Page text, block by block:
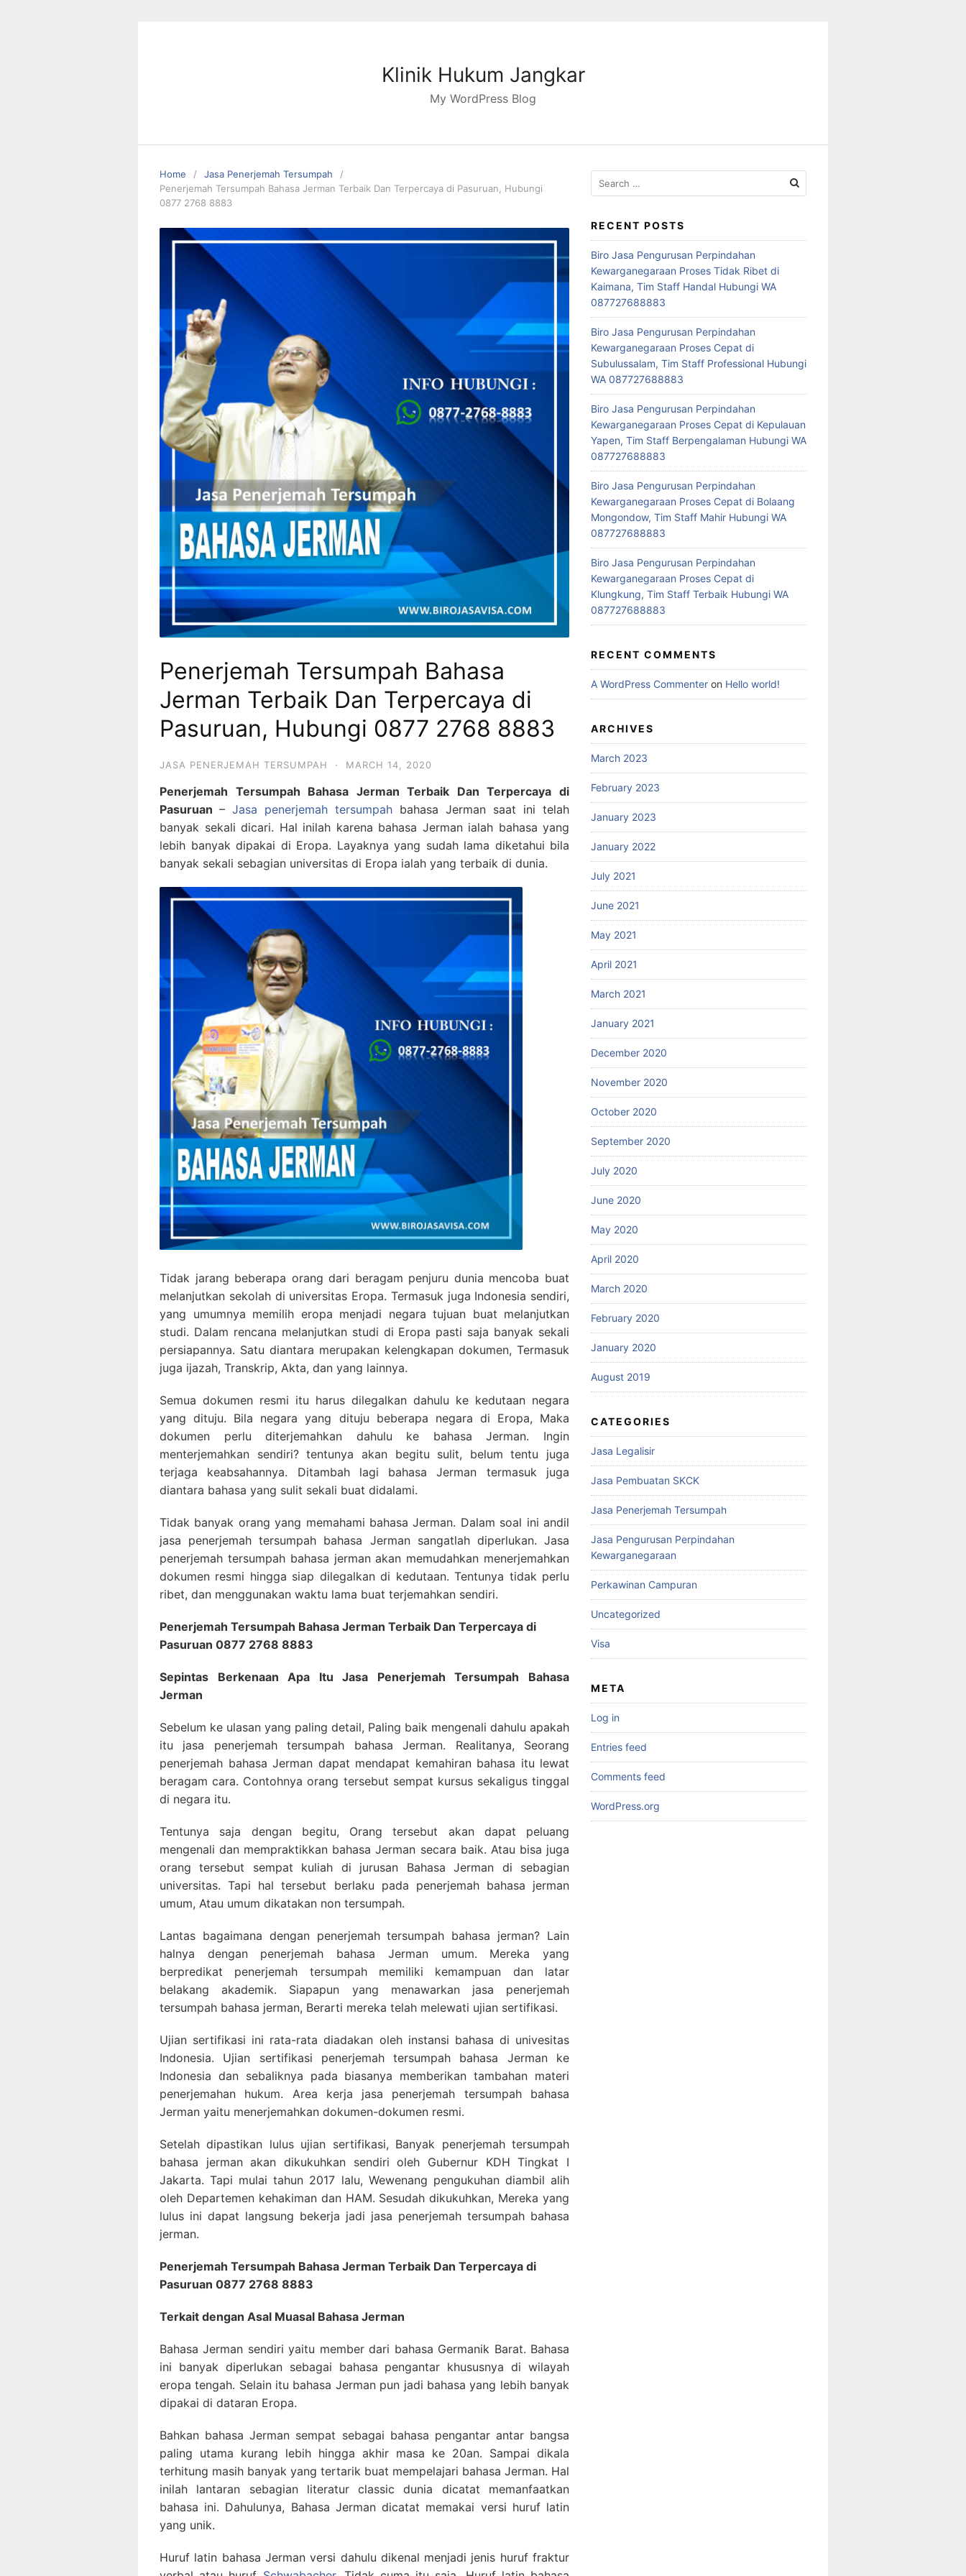
Klinik Hukum Jangkar
My WordPress Blog
Home
Jasa Penerjemah Tersumpah
Penerjemah Tersumpah Bahasa Jerman Terbaik Dan Terpercaya di Pasuruan, Hubungi
0877 2768 8883
Penerjemah Tersumpah Bahasa
Jerman Terbaik Dan Terpercaya di
Pasuruan, Hubungi 0877 2768 8883
JASA PENERJEMAH TERSUMPAH · MARCH 14, 2020
Penerjemah Tersumpah Bahasa Jerman Terbaik Dan Terpercaya di
Pasuruan – Jasa penerjemah tersumpah bahasa Jerman saat ini telah
banyak sekali dicari. Hal inilah karena bahasa Jerman ialah bahasa yang
lebih banyak dipakai di Eropa. Layaknya yang sudah lama diketahui bila
banyak sekali sebagian universitas di Eropa ialah yang terbaik di dunia.
Tidak jarang beberapa orang dari beragam penjuru dunia mencoba buat
melanjutkan sekolah di universitas Eropa. Termasuk juga Indonesia sendiri,
yang umumnya memilih eropa menjadi negara tujuan buat melanjutkan
studi. Dalam rencana melanjutkan studi di Eropa pasti saja banyak sekali
persiapannya. Satu diantara merupakan kelengkapan dokumen, Termasuk
juga ijazah, Transkrip, Akta, dan yang lainnya.
Semua dokumen resmi itu harus dilegalkan dahulu ke kedutaan negara
yang dituju. Bila negara yang dituju beberapa negara di Eropa, Maka
dokumen perlu diterjemahkan dahulu ke bahasa Jerman. Ingin
menterjemahkan sendiri? tentunya akan begitu sulit, belum tentu juga
terjaga keabsahannya. Ditambah lagi bahasa Jerman termasuk juga
diantara bahasa yang sulit sekali buat didalami.
Tidak banyak orang yang memahami bahasa Jerman. Dalam soal ini andil
jasa penerjemah tersumpah bahasa Jerman sangatlah diperlukan. Jasa
penerjemah tersumpah bahasa jerman akan memudahkan menerjemahkan
dokumen resmi hingga siap dilegalkan di kedutaan. Tentunya tidak perlu
ribet, dan menggunakan waktu lama buat terjemahkan sendiri.
Penerjemah Tersumpah Bahasa Jerman Terbaik Dan Terpercaya di
Pasuruan 0877 2768 8883
Sepintas Berkenaan Apa Itu Jasa Penerjemah Tersumpah Bahasa
Jerman
Sebelum ke ulasan yang paling detail, Paling baik mengenali dahulu apakah
itu jasa penerjemah tersumpah bahasa Jerman. Realitanya, Seorang
penerjemah bahasa Jerman dapat mendapat kemahiran bahasa itu lewat
beragam cara. Contohnya orang tersebut sempat kursus sekaligus tinggal
di negara itu.
Tentunya saja dengan begitu, Orang tersebut akan dapat peluang
mengenali dan mempraktikkan bahasa Jerman secara baik. Atau bisa juga
orang tersebut sempat kuliah di jurusan Bahasa Jerman di sebagian
universitas. Tapi hal tersebut berlaku pada penerjemah bahasa jerman
umum, Atau umum dikatakan non tersumpah.
Lantas bagaimana dengan penerjemah tersumpah bahasa jerman? Lain
halnya dengan penerjemah bahasa Jerman umum. Mereka yang
berpredikat penerjemah tersumpah memiliki kemampuan dan latar
belakang akademik. Siapapun yang menawarkan jasa penerjemah
tersumpah bahasa jerman, Berarti mereka telah melewati ujian sertifikasi.
Ujian sertifikasi ini rata-rata diadakan oleh instansi bahasa di univesitas
Indonesia. Ujian sertifikasi penerjemah tersumpah bahasa Jerman ke
Indonesia dan sebaliknya pada biasanya memberikan tambahan materi
penerjemahan hukum. Area kerja jasa penerjemah tersumpah bahasa
Jerman yaitu menerjemahkan dokumen-dokumen resmi.
Setelah dipastikan lulus ujian sertifikasi, Banyak penerjemah tersumpah
bahasa jerman akan dikukuhkan sendiri oleh Gubernur KDH Tingkat I
Jakarta. Tapi mulai tahun 2017 lalu, Wewenang pengukuhan diambil alih
oleh Departemen kehakiman dan HAM. Sesudah dikukuhkan, Mereka yang
lulus ini dapat langsung bekerja jadi jasa penerjemah tersumpah bahasa
jerman.
Penerjemah Tersumpah Bahasa Jerman Terbaik Dan Terpercaya di
Pasuruan 0877 2768 8883
Terkait dengan Asal Muasal Bahasa Jerman
Bahasa Jerman sendiri yaitu member dari bahasa Germanik Barat. Bahasa
ini banyak diperlukan sebagai bahasa pengantar khususnya di wilayah
eropa tengah. Selain itu bahasa Jerman pun jadi bahasa yang lebih banyak
dipakai di dataran Eropa.
Bahkan bahasa Jerman sempat sebagai bahasa pengantar antar bangsa
paling utama kurang lebih hingga akhir masa ke 20an. Sampai dikala
terhitung masih banyak yang tertarik buat mempelajari bahasa Jerman. Hal
inilah lantaran sebagian literatur classic dunia dicatat memanfaatkan
bahasa ini. Dahulunya, Bahasa Jerman dicatat memakai versi huruf latin
yang unik.
Huruf latin bahasa Jerman versi dahulu dikenal menjadi jenis huruf fraktur
Search
for:
RECENT POSTS
Biro Jasa Pengurusan Perpindahan
Kewarganegaraan Proses Tidak Ribet di
Kaimana, Tim Staff Handal Hubungi WA
087727688883
Biro Jasa Pengurusan Perpindahan
Kewarganegaraan Proses Cepat di
Subulussalam, Tim Staff Professional Hubungi
WA 087727688883
Biro Jasa Pengurusan Perpindahan
Kewarganegaraan Proses Cepat di Kepulauan
Yapen, Tim Staff Berpengalaman Hubungi WA
087727688883
Biro Jasa Pengurusan Perpindahan
Kewarganegaraan Proses Cepat di Bolaang
Mongondow, Tim Staff Mahir Hubungi WA
087727688883
Biro Jasa Pengurusan Perpindahan
Kewarganegaraan Proses Cepat di
Klungkung, Tim Staff Terbaik Hubungi WA
087727688883
RECENT COMMENTS
A WordPress Commenter on Hello world!
ARCHIVES
March 2023
February 2023
January 2023
January 2022
July 2021
June 2021
May 2021
April 2021
March 2021
January 2021
December 2020
November 2020
October 2020
September 2020
July 2020
June 2020
May 2020
April 2020
March 2020
February 2020
January 2020
August 2019
CATEGORIES
Jasa Legalisir
Jasa Pembuatan SKCK
Jasa Penerjemah Tersumpah
Jasa Pengurusan Perpindahan
Kewarganegaraan
Perkawinan Campuran
Uncategorized
Visa
META
Log in
Entries feed
Comments feed
WordPress.org